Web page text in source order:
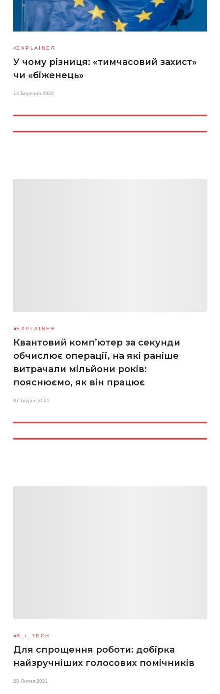
EXPLAINER
У чому різниця: «тимчасовий захист»
чи «біженець»
14 Березня 2022
EXPLAINER
Квантовий комп’ютер за секунди
обчислює операції, на які раніше
витрачали мільйони років:
пояснюємо, як він працює
07 Грудня 2021
Я_І_TECH
Для спрощення роботи: добірка
найзручніших голосових помічників
28 Липня 2021